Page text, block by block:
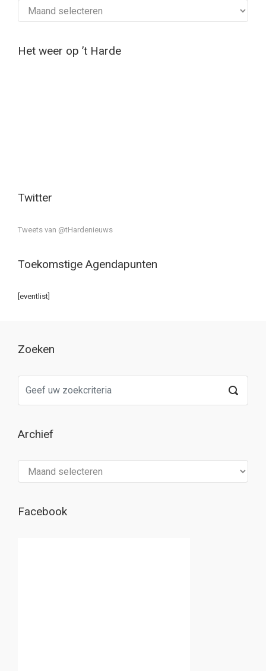
Het weer op ’t Harde
Twitter
Tweets van @tHardenieuws
Toekomstige Agendapunten
[eventlist]
Zoeken
Archief
Facebook